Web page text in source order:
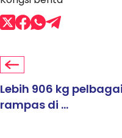
Lebih 906 kg
rampas di ...